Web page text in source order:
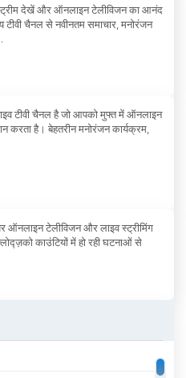
8 अब ऑनलाइन लाइव
देखें और ऑनलाइन टेलीविजन का आनंद
चैनल से नवीनतम समाचार, मनोरंजन
टीवी चैनल है जो आपको मुफ्त में ऑनलाइन
करता है। बेहतरीन मनोरंजन कार्यक्रम,
ऑनलाइन टेलीविजन और लाइव स्ट्रीमिंग
काउंटियों में हो रही घटनाओं से